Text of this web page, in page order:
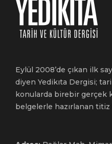
Eylül 2008’de çıkan ilk
diyen Yedikıta Dergisi;
konularda birebir gerçek
belgelerle hazırlanan titiz